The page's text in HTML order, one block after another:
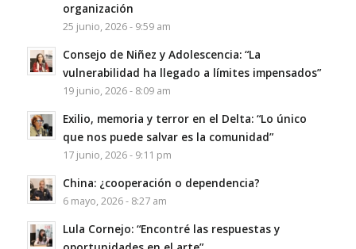
organización
25 junio, 2026 - 9:59 am
Consejo de Niñez y Adolescencia: “La
vulnerabilidad ha llegado a límites impensados”
19 junio, 2026 - 8:09 am
Exilio, memoria y terror en el Delta: “Lo único
que nos puede salvar es la comunidad”
17 junio, 2026 - 9:11 pm
China: ¿cooperación o dependencia?
6 mayo, 2026 - 8:27 am
Lula Cornejo: “Encontré las respuestas y